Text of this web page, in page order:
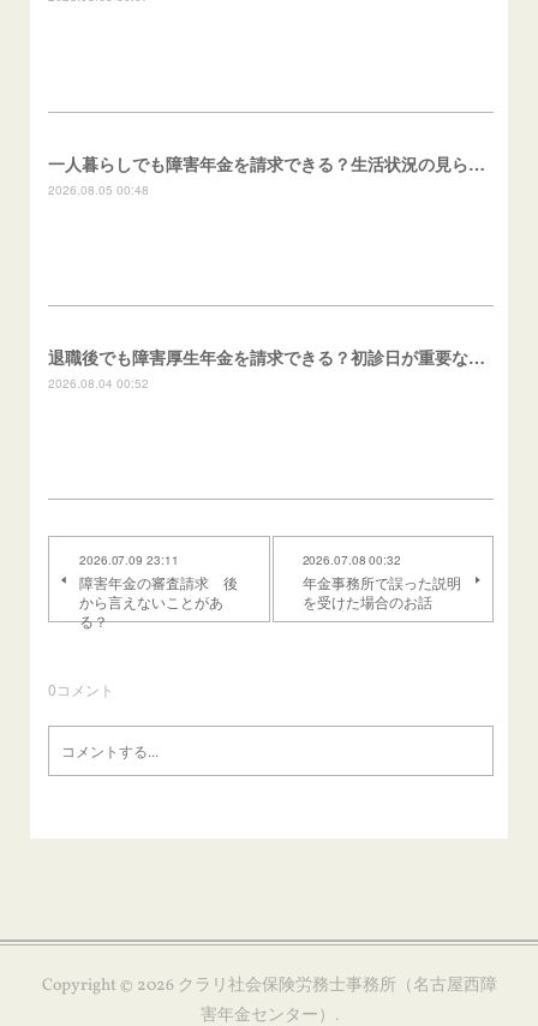
一人暮らしでも障害年金を請求できる？生活状況の見られ方
2026.08.05 00:48
退職後でも障害厚生年金を請求できる？初診日が重要な理由
2026.08.04 00:52
2026.07.09 23:11
障害年金の審査請求 後
から言えないことがあ
る？
2026.07.08 00:32
年金事務所で誤った説明
を受けた場合のお話
0コメント
Copyright © 2026 クラリ社会保険労務士事務所（名古屋西障
害年金センター） .